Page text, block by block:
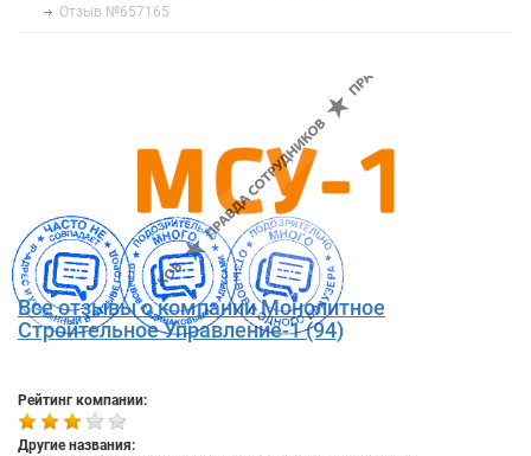
Отзыв №657165
Все отзывы о компании Монолитное
Строительное Управление-1 (94)
Рейтинг компании:
Другие названия: